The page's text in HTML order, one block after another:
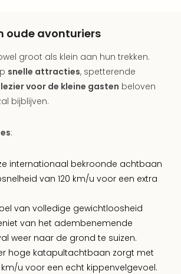
oude avonturiers
groot als klein aan hun trekken.
snelle attracties, spetterende
voor de kleine gasten beloven
bijblijven.
:
internationaal bekroonde achtbaan
van 120 km/u voor een extra
van volledige gewichtloosheid
van het adembenemende
weer naar de grond te suizen.
hoge katapultachtbaan zorgt met
u voor een echt kippenvelgevoel.